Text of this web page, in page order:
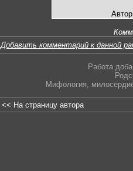
Добавить комментарий к данной
Работа
Мифология,
<< На страницу автора